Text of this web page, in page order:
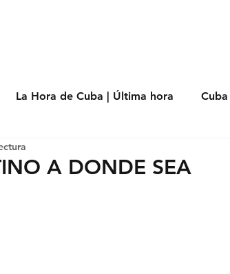
La Hora de Cuba | Última hora Cuba
Entrevistas
A DONDE SEA